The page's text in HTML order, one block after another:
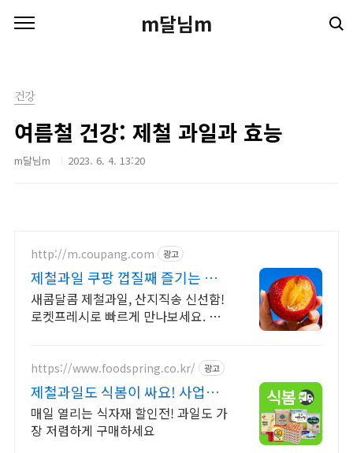
m달님m
건강
여름철 건강: 제철 과일과 효능
m달님m 2023. 6. 4. 13:20
http://m.coupang.com 광고
제철과일 쿠팡 껍질째 즐기는 간
편함
새콤달콤 제철과일, 산지직송 신선함!
로켓프레시로 빠르게 만나보세요. 씻
https://www.foodspring.co.kr/ 광고
제철과일도 식봄이 싸요! 사업자
전용 특가
매일 열리는 식자재 할인전! 과일도 가
장 저렴하게 구매하세요